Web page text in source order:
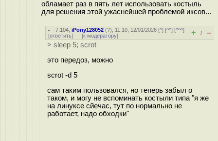
обламает раз в пять лет использовать костыль
для решения этой ужаснейшей проблемой иксов...
7.104 ,iPony128052 (?), 11:10, 12/01/2026 [^] [^^] [^^^]
[ответить] [к модератору] + / –
> sleep 5; scrot
это передоз, можно
scrot -d 5
сам таким пользовался, но теперь забыл о
таком, и могу не вспоминать костыли типа "я же
на линуксе сйечас, тут по нормально не
работает, надо обходки"